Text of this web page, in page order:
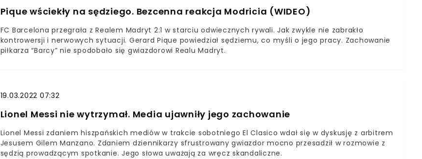
Pique wściekły na sędziego. Bezcenna reakcja Modricia (WIDEO)
FC Barcelona przegrała z Realem Madryt 2:1 w starciu odwiecznych rywali. Jak zwykle nie zabrakło
kontrowersji i nerwowych sytuacji. Gerard Pique powiedział sędziemu, co myśli o jego pracy. Zachowanie
piłkarza “Barcy” nie spodobało się gwiazdorowi Realu Madryt.
19.03.2022 07:32
Lionel Messi nie wytrzymał. Media ujawniły jego zachowanie
Lionel Messi zdaniem hiszpańskich mediów w trakcie sobotniego El Clasico wdał się w dyskusję z arbitrem
Jesusem Gilem Manzano. Zdaniem dziennikarzy sfrustrowany gwiazdor mocno przesadził w rozmowie z
sędzią prowadzącym spotkanie. Jego słowa uważają za wręcz skandaliczne.